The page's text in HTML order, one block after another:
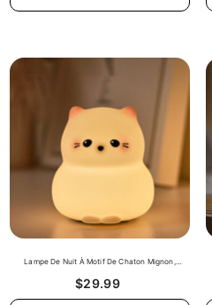
Lampe De Nuit À Motif De Chaton Mignon,
$29.99